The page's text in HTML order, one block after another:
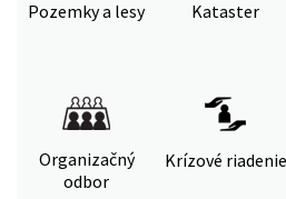
Pozemky a lesy Kataster
Organizačný
odbor
Krízové riadenie